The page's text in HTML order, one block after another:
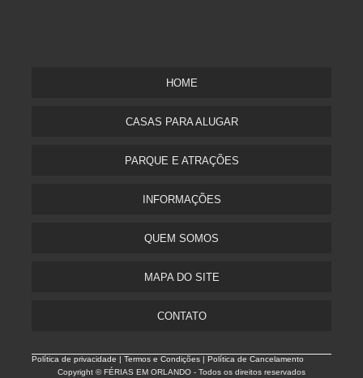
HOME
CASAS PARA ALUGAR
PARQUE E ATRAÇÕES
INFORMAÇÕES
QUEM SOMOS
MAPA DO SITE
CONTATO
Política de privacidade |Termos e Condições | Política de Cancelamento
Copyright © FÉRIAS EM ORLANDO - Todos os direitos reservados